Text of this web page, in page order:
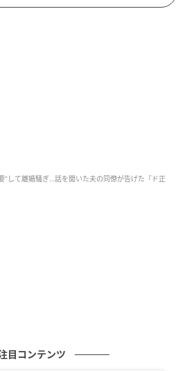
”して離婚騒ぎ…話を聞いた夫の同僚が告げた『ド正
目コンテンツ